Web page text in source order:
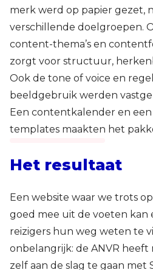
merk werd op papier gezet,
verschillende doelgroepen.
content-thema’s en
zorgt voor structuur,
Ook de tone of voice en
beeldgebruik werden
Een contentkalender en een
templates maakten het
Het resultaat
Een website waar we trots
goed mee uit de voeten kan
reizigers hun weg weten te
onbelangrijk: de ANVR
zelf aan de slag te gaan met